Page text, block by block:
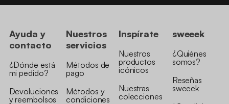
Ayuda y
contacto
¿Dónde está
mi pedido?
Devoluciones
y reembolsos
Nuestros
servicios
Métodos de
pago
Métodos y
condiciones
Inspírate
Nuestros
productos
icónicos
Nuestras
colecciones
sweeek
¿Quiénes
somos?
Reseñas
sweeek